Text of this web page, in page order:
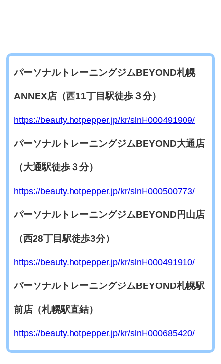
パーソナルトレーニングジムBEYOND札幌
ANNEX店（西11丁目駅徒歩３分）
https://beauty.hotpepper.jp/kr/slnH000491909/
パーソナルトレーニングジムBEYOND大通店
（大通駅徒歩３分）
https://beauty.hotpepper.jp/kr/slnH000500773/
パーソナルトレーニングジムBEYOND円山店
（西28丁目駅徒歩3分）
https://beauty.hotpepper.jp/kr/slnH000491910/
パーソナルトレーニングジムBEYOND札幌駅
前店（札幌駅直結）
https://beauty.hotpepper.jp/kr/slnH000685420/